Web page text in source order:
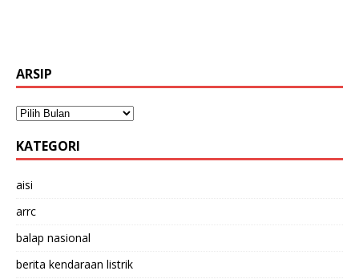
ARSIP
KATEGORI
aisi
arrc
balap nasional
berita kendaraan listrik